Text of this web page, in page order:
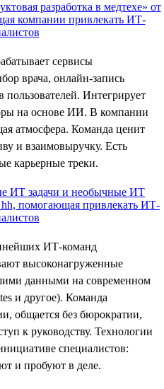
сервисы
врача, онлайн-запись
Интегрирует
на основе ИИ. В компании
атмосфера. Команда ценит
и взаимовыручку. Есть
карьерные треки.
ИТ-команд
высоконагруженные
данными на современном
и другое). Команда
общается без бюрократии,
к руководству. Технологии
специалистов:
и пробуют в деле.